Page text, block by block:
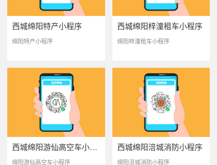
西城绵阳特产小程序
绵阳特产小程序
西城绵阳梓潼租车小程序
绵阳梓潼租车小程序
西城绵阳游仙高空车小程序
绵阳游仙高空车小程序
西城绵阳涪城消防小程序
绵阳涪城消防小程序